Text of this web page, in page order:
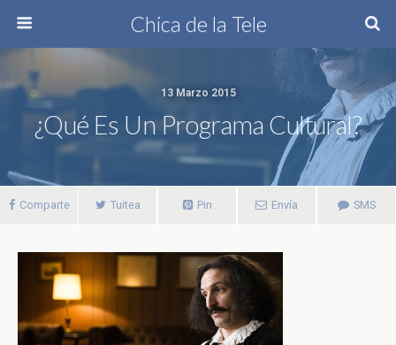
Chica de la Tele
13 Marzo 2015
¿Qué Es Un Programa Cultural?
Comparte Tuitea Pin Envía SMS